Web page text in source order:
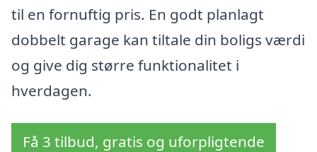
til en fornuftig pris. En godt planlagt
dobbelt garage kan tiltale din boligs værdi
og give dig større funktionalitet i
hverdagen.
Få 3 tilbud, gratis og uforpligtende